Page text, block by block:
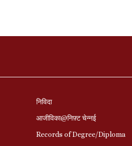
निविदा
आजीविका@निफ़्ट चेन्नई
Records of Degree/Diploma